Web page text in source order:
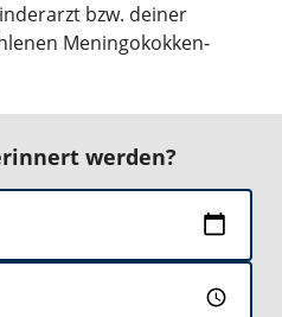
bzw. deiner
Meningokokken-
werden?